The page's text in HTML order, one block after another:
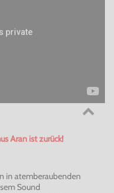
Aran ist zurück!
in atemberaubenden
Sound